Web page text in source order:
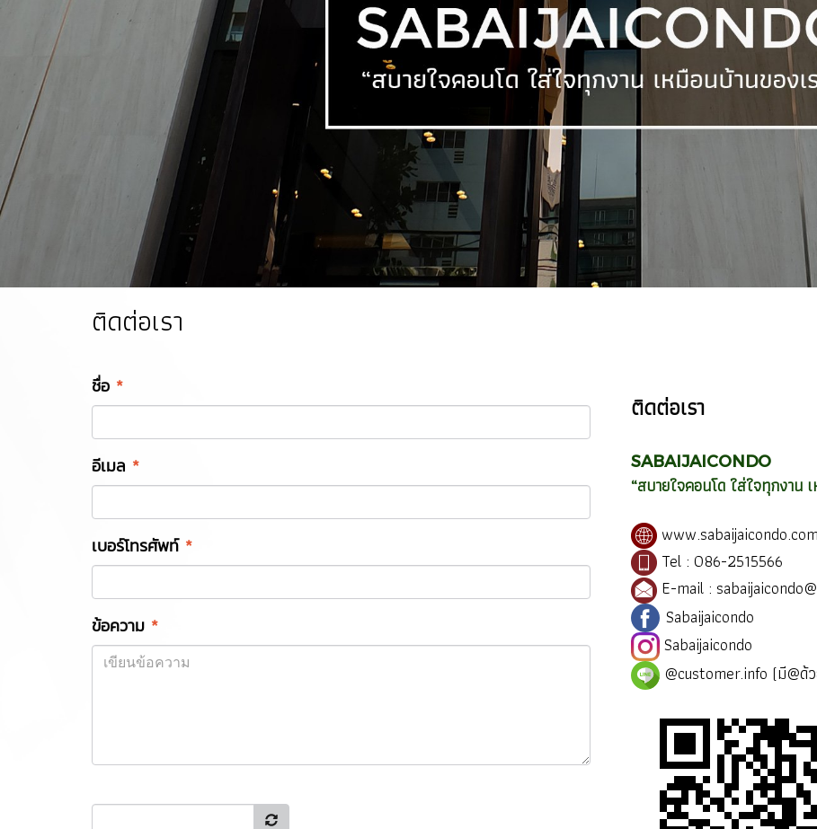
ติดต่อเรา
ชื่อ *
อีเมล *
เบอร์โทรศัพท์*
ข้อความ *
ติดต่อเรา
SABAIJAICONDO
“สบายใจคอนโด ใส่ใจทุกงาน
www.sabaijaicondo.com
Tel : 086-2515566
E-mail :
Sabaijaicondo
Sabaijaicondo
@customer.info (มี@ด้